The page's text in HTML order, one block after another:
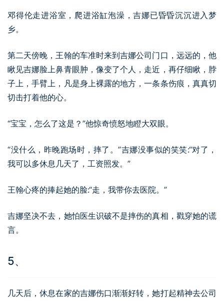
邓得伦走进浴室，爬进浴缸泡澡，吉娜已昏昏沉沉进入梦
乡。
第二天傍晚，王翰的车准时来到吉娜公司门口，远远的，他
瞅见吉娜脸上鼻青眼肿，像变了个人，走近，再仔细瞅，脖
子上，手臂上，凡是身上裸露的地方，一条条伤痕，真真切
切击打着他的心。
“宝宝，怎么了这是？”他惊奇愤怒地瞪大双眼。
“没什么，昨晚跑场时，摔了。”吉娜没事似的笑笑:“对了，
我可以多休息几天了，工资照发。”
王翰心疼的捧起她的脸:“走，我带你去医院。”
吉娜坚决不去，她怕医生识破不是摔伤的真相，戳穿她的谎
言。
5、
几天后，休息在家的吉娜伤口渐渐好转，她打起精神去公司